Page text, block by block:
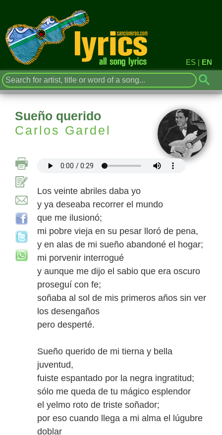
ES | EN
Sueño querido
Carlos Gardel
Los veinte abriles daba yo
y ya deseaba recorrer el mundo
que me ilusionó;
mi pobre vieja en su pesar lloró de pena,
y en alas de mi sueño abandoné el hogar;
mi porvenir interrogué
y aunque me dijo el sabio que era oscuro
proseguí con fe;
soñaba al sol de mis primeros años sin ver
los desengaños
pero desperté.
Sueño querido de mi tierna y bella
juventud,
fuiste espantado por la negra ingratitud;
sólo me queda de tu mágico esplendor
el yelmo roto de triste soñador;
por eso cuando llega a mi alma el lúgubre
doblar